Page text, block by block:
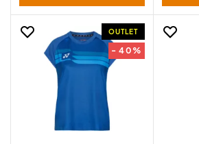
OUTLET
- 40%